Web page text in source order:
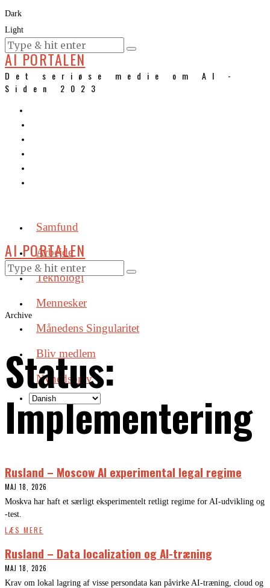
Dark
Light
KURSER
AI PORTALEN
Det seriøse medie om AI -
Siden 2023
Samfund
Arbejde
Teknologi
Mennesker
Månedens Singularitet
Bliv medlem
Nyhedsbrev
AI PORTALEN
Archive
Status:
Implementering
Rusland – Moscow AI experimental legal regime
MAJ 18, 2026
Moskva har haft et særligt eksperimentelt retligt regime for AI-udvikling og
-test.
LÆS MERE
Rusland – Data localization og AI-træning
MAJ 18, 2026
Krav om lokal lagring af visse persondata kan påvirke AI-træning, cloud og